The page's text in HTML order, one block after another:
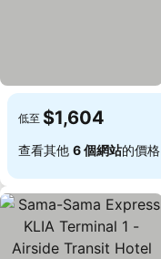
低至 $1,604
查看其他 6 個網站的價格